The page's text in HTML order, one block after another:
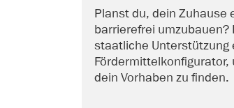
Planst du, dein Zuhause
barrierefrei umzubauen?
staatliche Unterstützung
dein Vorhaben zu finden.